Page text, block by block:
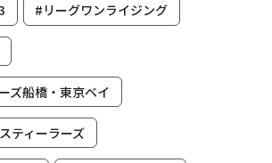
#リーグワンライジング
ズ船橋・東京ベイ
ティーラーズ